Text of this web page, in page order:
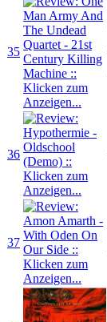
35
36
37